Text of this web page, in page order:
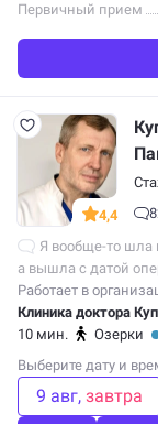
Первичный прием
4,4
Я вообще-то шла
а вышла с датой
Евгеньевич в
я рассказала что
Работает в
Клиника доктора
10 мин.
Озерки
Выберите дату и
9 авг завтра